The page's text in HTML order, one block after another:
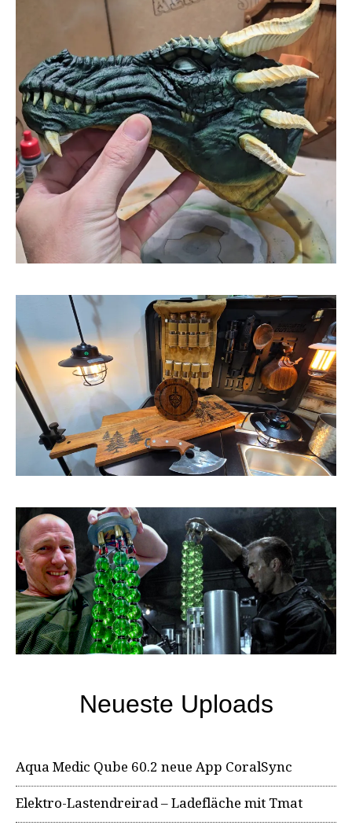
Neueste Uploads
Aqua Medic Qube 60.2 neue App CoralSync
Elektro-Lastendreirad – Ladefläche mit Tmat